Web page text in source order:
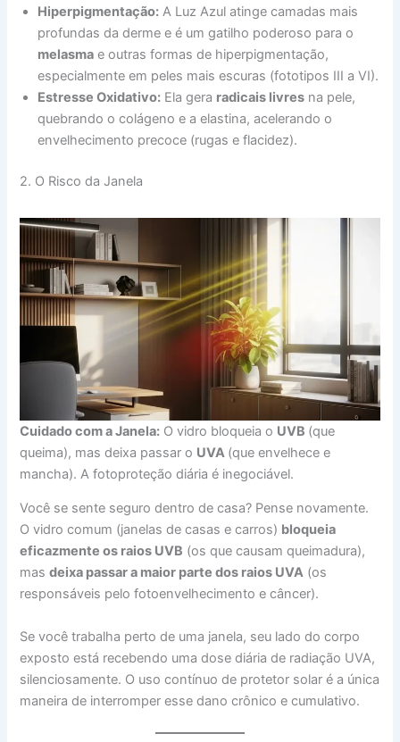
Hiperpigmentação: A Luz Azul atinge camadas mais
profundas da derme e é um gatilho poderoso para o
melasma e outras formas de hiperpigmentação,
especialmente em peles mais escuras (fototipos III a VI).
Estresse Oxidativo: Ela gera radicais livres na pele,
quebrando o colágeno e a elastina, acelerando o
envelhecimento precoce (rugas e flacidez).
​2. O Risco da Janela
Cuidado com a Janela: O vidro bloqueia o UVB (que
queima), mas deixa passar o UVA (que envelhece e
mancha). A fotoproteção diária é inegociável.
​Você se sente seguro dentro de casa? Pense novamente.
O vidro comum (janelas de casas e carros) bloqueia
eficazmente os raios UVB (os que causam queimadura),
masdeixa passar a maior parte dos raios UVA (os
responsáveis pelo fotoenvelhecimento e câncer).
​Se você trabalha perto de uma janela, seu lado do corpo
exposto está recebendo uma dose diária de radiação UVA,
silenciosamente. O uso contínuo de protetor solar é a única
maneira de interromper esse dano crônico e cumulativo.